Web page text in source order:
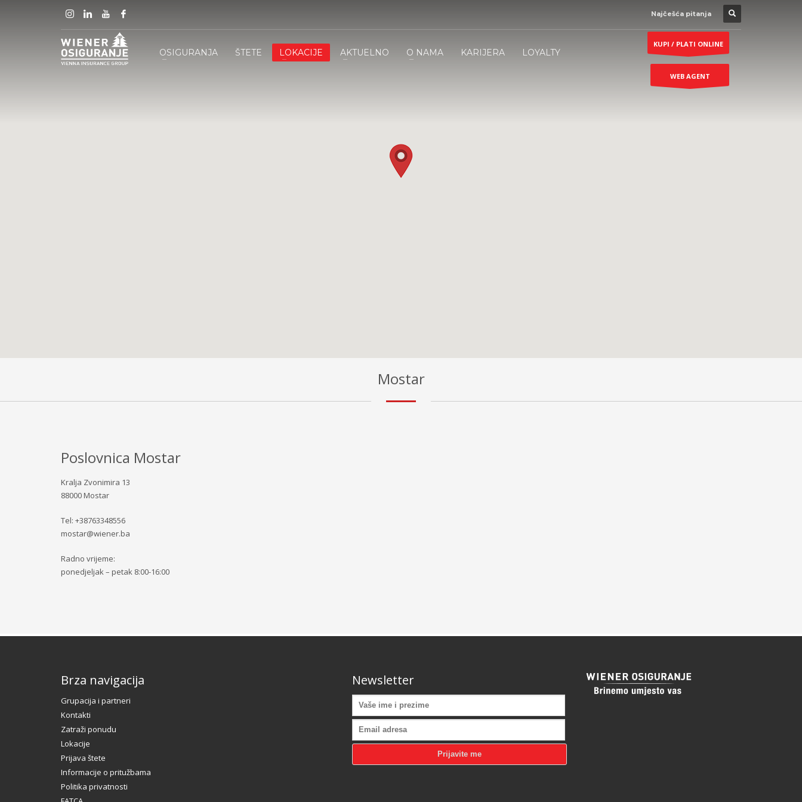
Najčešća pitanja
OSIGURANJA ŠTETE LOKACIJE AKTUELNO O NAMA KARIJERA LOYALTY
KUPI / PLATI ONLINE
WEB AGENT
Mostar
Poslovnica Mostar
Kralja Zvonimira 13
88000 Mostar
Tel: +38763348556
mostar@wiener.ba
Radno vrijeme:
ponedjeljak – petak 8:00-16:00
Brza navigacija
Grupacija i partneri
Kontakti
Zatraži ponudu
Lokacije
Prijava štete
Informacije o pritužbama
Politika privatnosti
Newsletter